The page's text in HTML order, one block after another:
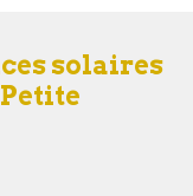
solaires